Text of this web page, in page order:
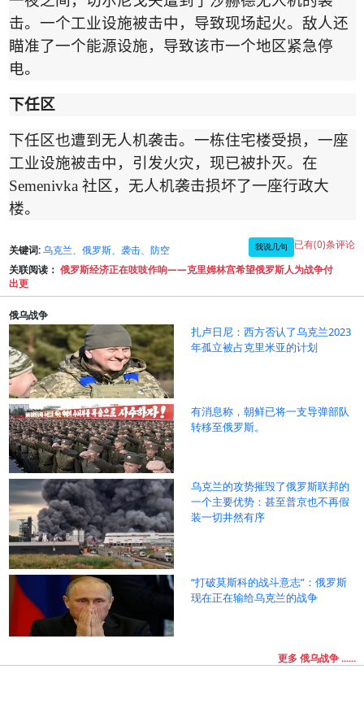
击。一个工业设施被击中，导致现场起火。敌人还
瞄准了一个能源设施，导致该市一个地区紧急停
电。
下任区
下任区也遭到无人机袭击。一栋住宅楼受损，一座
工业设施被击中，引发火灾，现已被扑灭。在
Semenivka 社区，无人机袭击损坏了一座行政大
楼。
关键词: 乌克兰、俄罗斯、袭击、防空 我说几句 已有(0)条评论
关联阅读： 俄罗斯经济正在吱吱作响——克里姆林宫希望俄罗斯人为战争付
出更
俄乌战争
扎卢日尼：西方否认了乌克兰2023
年孤立被占克里米亚的计划
有消息称，朝鲜已将一支导弹部队
转移至俄罗斯。
乌克兰的攻势摧毁了俄罗斯联邦的
一个主要优势：甚至普京也不再假
装一切井然有序
“打破莫斯科的战斗意志”：俄罗斯
现在正在输给乌克兰的战争
更多 俄乌战争 ......